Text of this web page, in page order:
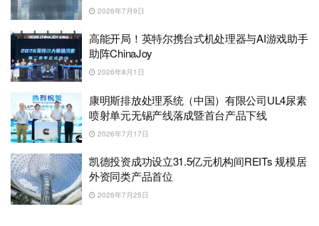
2026年7月9日
高能开局！英特尔携台式机处理器与AI游戏助手
助阵ChinaJoy
2026年8月1日
康明斯排放处理系统（中国）有限公司UL4尿素
喷射单元无锡产线落成暨首台产品下线
2026年7月17日
凯德投资成功设立31.5亿元机构间REITs 规模居
外资同类产品首位
2026年7月25日